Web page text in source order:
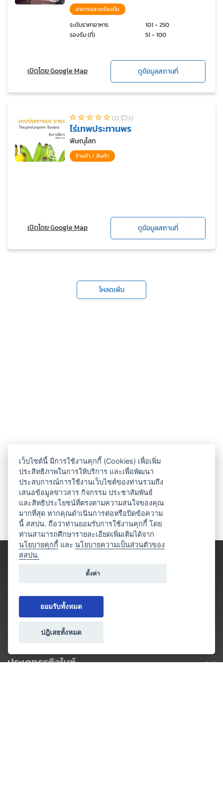
อาหารและเครื่องดื่ม
ระดับราคาอาหาร
101 - 250
รองรับ (ที่)
51 - 100
เปิดโดย Google Map ดูข้อมูลสถานที่
(0 รีวิว)
ไร่เทพประทานพร
พิษณุโลก
ร้านค้า / สินค้า
เปิดโดย Google Map ดูข้อมูลสถานที่
โหลดเพิ่ม
ประเภทธุรกิจไมซ์
เว็บไซต์นี้ มีการใช้งานคุกกี้ (Cookies) เพื่อเพิ่ม
ประสิทธิภาพในการให้บริการ และเพื่อพัฒนา
ประสบการณ์การใช้งานเว็บไซต์ของท่านรวมถึง
เสนอข้อมูลข่าวสาร กิจกรรม ประชาสัมพันธ์
และสิทธิประโยชน์ที่ตรงตามความสนใจของคุณ
มากที่สุด หากคุณดำเนินการต่อหรือปิดข้อความ
นี้ สสปน. ถือว่าท่านยอมรับการใช้งานคุกกี้ โดย
ท่านสามารถศึกษารายละเอียดเพิ่มเติมได้จาก
นโยบายคุกกี้ และนโยบายความเป็นส่วนตัวของ
สสปน.
ตั้งค่า
ยอมรับทั้งหมด
ปฎิเสธทั้งหมด